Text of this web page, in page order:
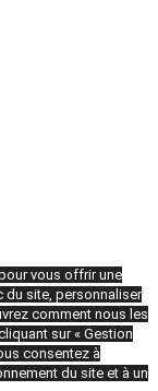
vous offrir une
du site, personnaliser
comment nous les
sur « Gestion
consentez à
du site et à un